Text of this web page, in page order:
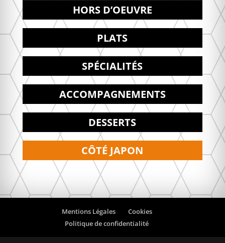
HORS D’OEUVRE
PLATS
SPÉCIALITÉS
ACCOMPAGNEMENTS
DESSERTS
CÔTÉ JAPON
Mentions Légales
Cookies
Politique de confidentialité